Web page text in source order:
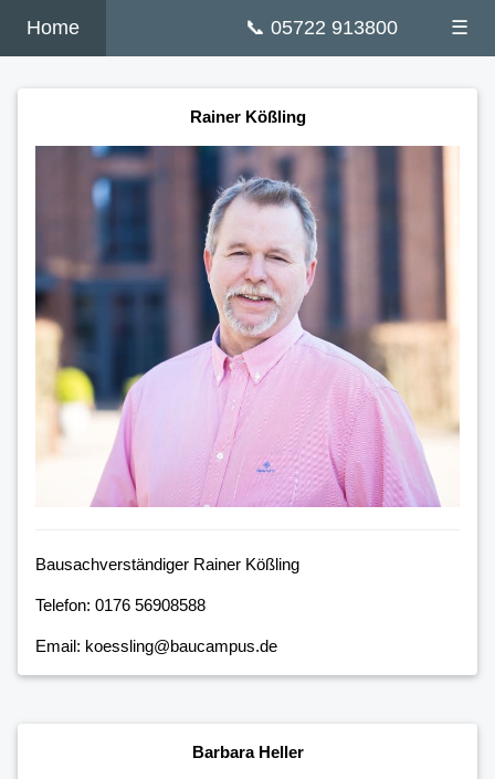
☰
📞 05722 913800
Home
Rainer Kößling
Bausachverständiger Rainer Kößling
Telefon: 0176 56908588
Email: koessling@baucampus.de
Barbara Heller